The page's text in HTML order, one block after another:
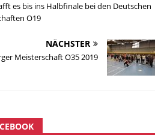
es bis ins Halbfinale bei den Deutschen
O19
NÄCHSTER
Meisterschaft O35 2019